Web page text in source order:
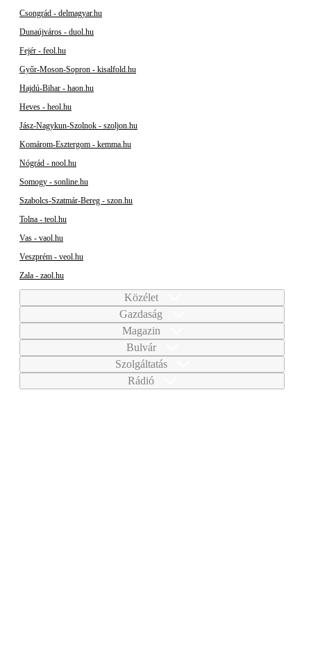
Csongrád - delmagyar.hu
Dunaújváros - duol.hu
Fejér - feol.hu
Győr-Moson-Sopron - kisalfold.hu
Hajdú-Bihar - haon.hu
Heves - heol.hu
Jász-Nagykun-Szolnok - szoljon.hu
Komárom-Esztergom - kemma.hu
Nógrád - nool.hu
Somogy - sonline.hu
Szabolcs-Szatmár-Bereg - szon.hu
Tolna - teol.hu
Vas - vaol.hu
Veszprém - veol.hu
Zala - zaol.hu
Közélet
Gazdaság
Magazin
Bulvár
Szolgáltatás
Rádió